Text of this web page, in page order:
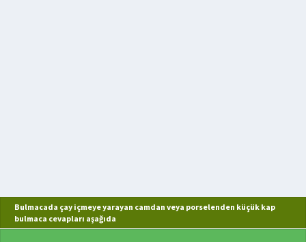
Bulmacada çay içmeye yarayan camdan veya porselenden küçük kap
bulmaca cevapları aşağıda